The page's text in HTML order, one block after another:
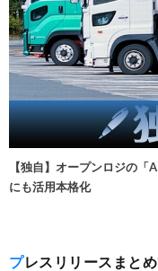
【独自】オープンロジの
にも活用本格化
プレスリリースまと